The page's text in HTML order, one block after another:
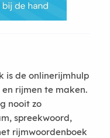
is de onlinerijmhulp
rijmen te maken.
nooit zo
spreekwoord,
rijmwoordenboek